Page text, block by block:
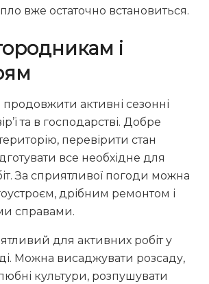
вже остаточно встановиться.
і
продовжити активні сезонні
та в господарстві. Добре
перевірити стан
все необхідне для
За сприятливої погоди можна
дрібним ремонтом і
справами.
для активних робіт у
Можна висаджувати розсаду,
культури, розпушувати